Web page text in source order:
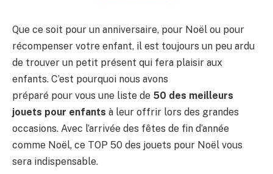
Que ce soit pour un anniversaire, pour Noël ou pour
récompenser votre enfant, il est toujours un peu ardu
de trouver un petit présent qui fera plaisir aux
enfants. C’est pourquoi nous avons
préparé pour vous une liste de 50 des meilleurs
jouets pour enfants à leur offrir lors des grandes
occasions. Avec l’arrivée des fêtes de fin d’année
comme Noël, ce TOP 50 des jouets pour Noël vous
sera indispensable.